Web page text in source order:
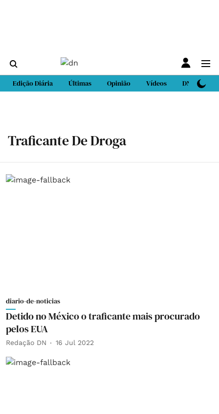
Edição Diária Últimas Opinião Vídeos DN Sport
Traficante De Droga
diario-de-noticias
Detido no México o traficante mais procurado
pelos EUA
Redação DN 16 Jul 2022